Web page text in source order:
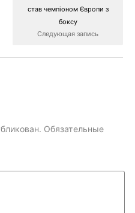
став чемпіоном Європи з
боксу
Следующая запись
Обязательные